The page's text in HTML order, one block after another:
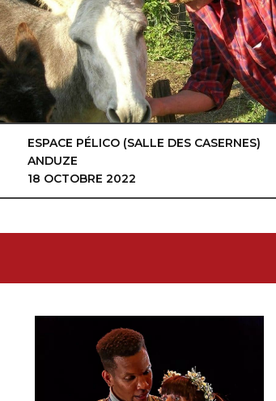
ESPACE PÉLICO (SALLE DES CASERNES)
ANDUZE
18 OCTOBRE 2022